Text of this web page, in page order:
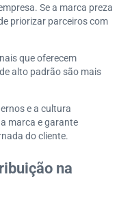
Se a marca preza
priorizar parceiros com
que oferecem
alto padrão são mais
e a cultura
marca e garante
do cliente.
na